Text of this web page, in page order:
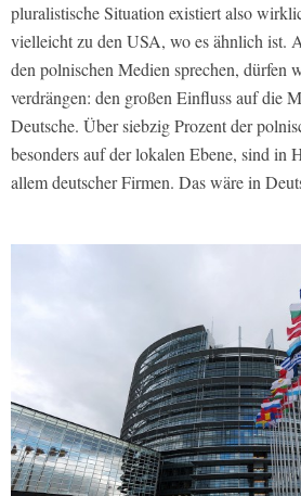
pluralistische Situation existiert also
vielleicht zu den USA, wo es ähnlich ist.
den polnischen Medien sprechen, dürfen
verdrängen: den großen Einfluss auf die
Deutsche. Über siebzig Prozent der
besonders auf der lokalen Ebene, sind in
allem deutscher Firmen. Das wäre in